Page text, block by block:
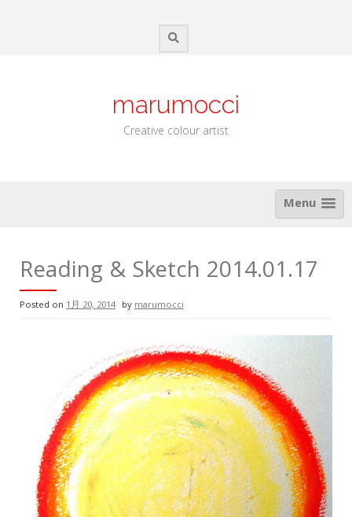
marumocci
Creative colour artist
Menu
Reading & Sketch 2014.01.17
Posted on 1月 20, 2014 bymarumocci